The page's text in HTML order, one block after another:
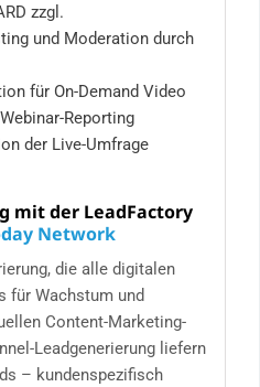
zzgl.
und Moderation durch
für On-Demand Video
Reporting
der Live-Umfrage
mit der LeadFactory
Network
die alle digitalen
für Wachstum und
Content-Marketing-
Leadgenerierung liefern
– kundenspezifisch